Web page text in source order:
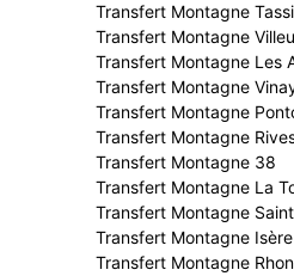
Transfert Montagne
Transfert Montagne
Transfert Montagne Les
Transfert Montagne
Transfert Montagne
Transfert Montagne
Transfert Montagne 38
Transfert Montagne La
Transfert Montagne
Transfert Montagne Isère
Transfert Montagne